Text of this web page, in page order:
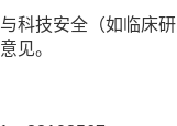
技安全（如临床研
见。